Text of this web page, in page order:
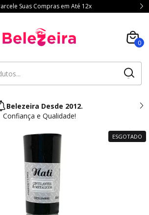
Suas Compras em Até 12x
0
Belezeira Desde 2012.
Confiança e Qualidade!
ESGOTADO